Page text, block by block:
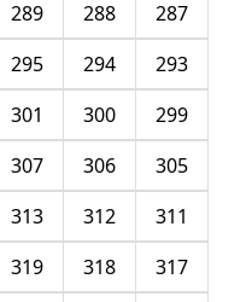
287
288
289
293
294
295
299
300
301
305
306
307
311
312
313
317
318
319